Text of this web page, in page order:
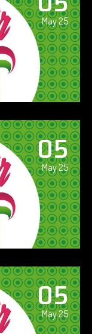
May 25
05
May 25
05
May 25